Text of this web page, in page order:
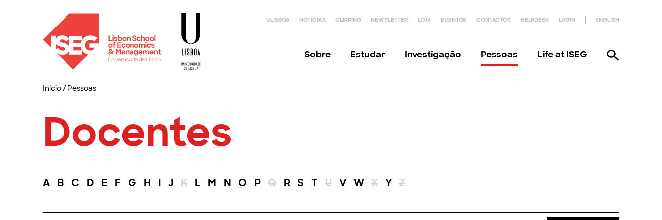
ULISBOA NOTÍCIAS CLIPPING NEWSLETTER LOJA EVENTOS CONTACTOS HELPDESK LOGIN ENGLISH
Sobre Estudar Investigação Pessoas Life at ISEG
Início/ Pessoas
Docentes
A B C D E F G H I J K L M N O P Q R S T U V W X Y Z